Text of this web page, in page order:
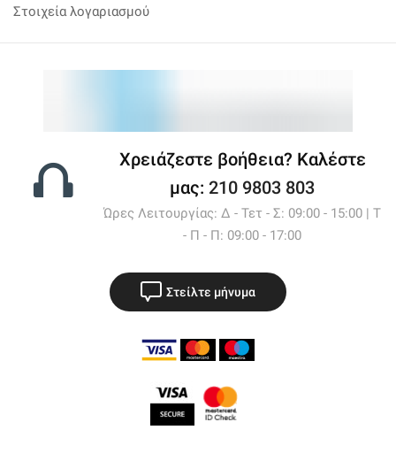
Στοιχεία λογαριασμού
Χρειάζεστε βοήθεια? Καλέστε
μας: 210 9803 803
Ώρες Λειτουργίας: Δ - Τετ - Σ: 09:00 - 15:00 | Τ
- Π - Π: 09:00 - 17:00
Στείλτε μήνυμα